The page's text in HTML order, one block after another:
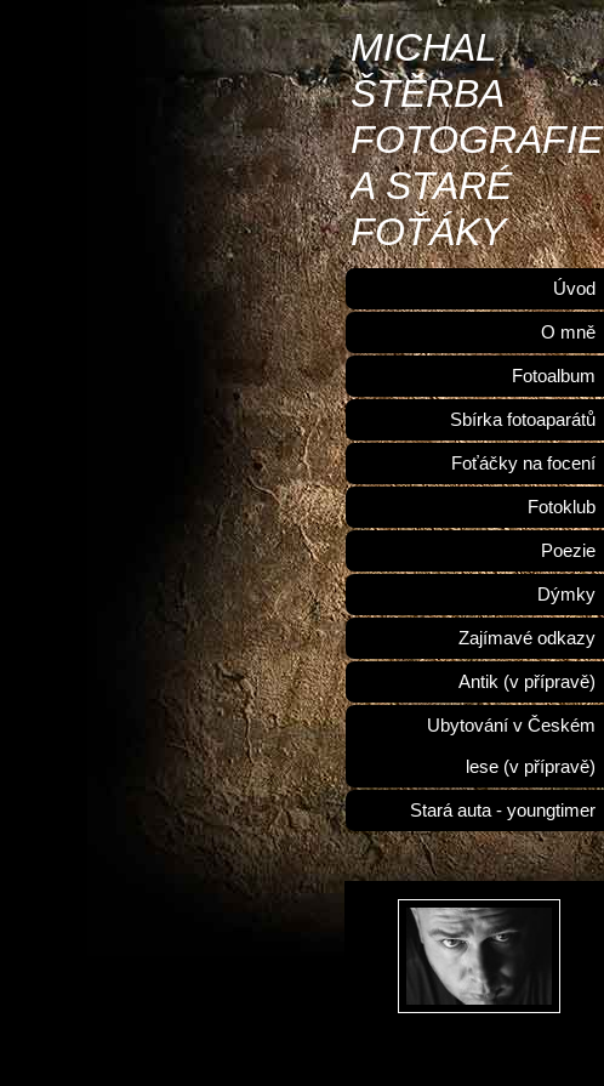
MICHAL
ŠTĚRBA
FOTOGRAFIE
A STARÉ
FOŤÁKY
Úvod
O mně
Fotoalbum
Sbírka fotoaparátů
Foťáčky na focení
Fotoklub
Poezie
Dýmky
Zajímavé odkazy
Antik (v přípravě)
Ubytování v Českém
lese (v přípravě)
Stará auta - youngtimer